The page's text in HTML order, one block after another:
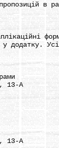
в
у додатку.
13-А
13-А